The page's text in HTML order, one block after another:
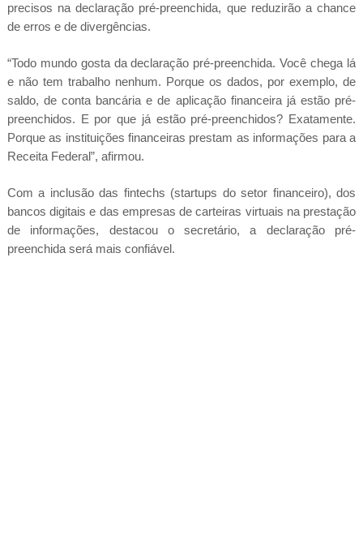
precisos na declaração pré-preenchida, que reduzirão a chance
de erros e de divergências.
“Todo mundo gosta da declaração pré-preenchida. Você chega lá
e não tem trabalho nenhum. Porque os dados, por exemplo, de
saldo, de conta bancária e de aplicação financeira já estão pré-
preenchidos. E por que já estão pré-preenchidos? Exatamente.
Porque as instituições financeiras prestam as informações para a
Receita Federal”, afirmou.
Com a inclusão das fintechs (startups do setor financeiro), dos
bancos digitais e das empresas de carteiras virtuais na prestação
de informações, destacou o secretário, a declaração pré-
preenchida será mais confiável.